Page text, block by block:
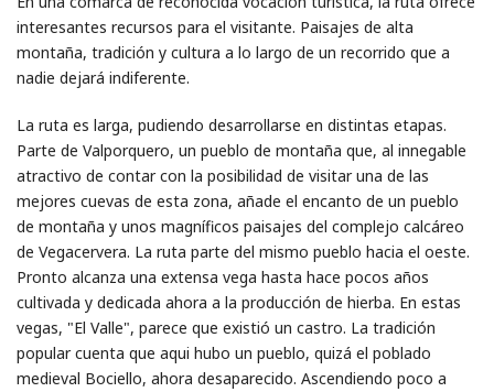
interesantes recursos para el visitante. Paisajes de alta
montaña, tradición y cultura a lo largo de un recorrido que a
nadie dejará indiferente.
La ruta es larga, pudiendo desarrollarse en distintas etapas.
Parte de Valporquero, un pueblo de montaña que, al innegable
atractivo de contar con la posibilidad de visitar una de las
mejores cuevas de esta zona, añade el encanto de un pueblo
de montaña y unos magníficos paisajes del complejo calcáreo
de Vegacervera. La ruta parte del mismo pueblo hacia el oeste.
Pronto alcanza una extensa vega hasta hace pocos años
cultivada y dedicada ahora a la producción de hierba. En estas
vegas, "El Valle", parece que existió un castro. La tradición
popular cuenta que aqui hubo un pueblo, quizá el poblado
medieval Bociello, ahora desaparecido. Ascendiendo poco a